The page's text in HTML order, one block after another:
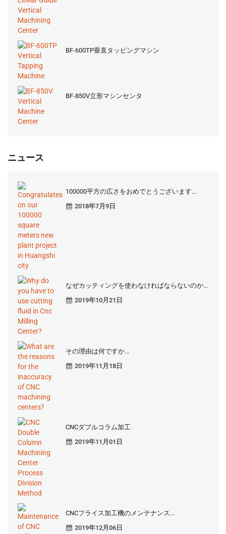
BF-600TP垂直タッピングマシン
BF-850V立形マシンセンタ
ニュース
100000平方の広さをおめでとうございます...
2018年7月9日
なぜカッティングを使わなければならないのか...
2019年10月21日
その理由は何ですか...
2019年11月18日
CNCダブルコラム加工
2019年11月01日
CNCフライス加工機のメンテナンス...
2019年12月06日